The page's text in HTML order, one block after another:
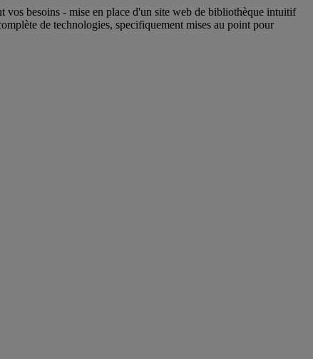
vos besoins - mise en place d'un site web de bibliothèque intuitif
de technologies, specifiquement mises au point pour